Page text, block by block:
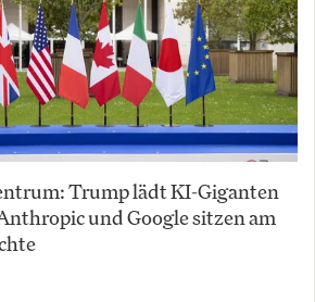
Trump lädt KI-Giganten
und Google sitzen am